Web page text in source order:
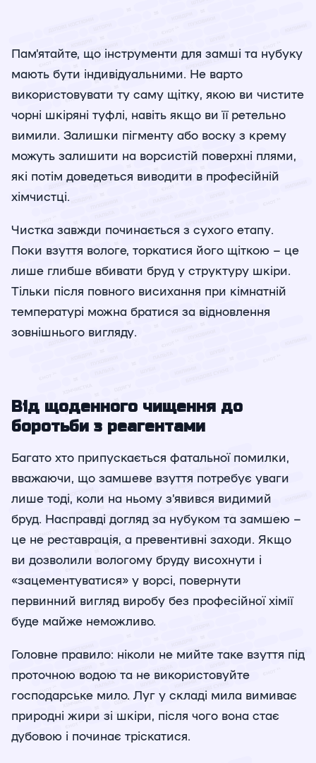
Пам’ятайте, що інструменти для замші та нубуку
мають бути індивідуальними. Не варто
використовувати ту саму щітку, якою ви чистите
чорні шкіряні туфлі, навіть якщо ви її ретельно
вимили. Залишки пігменту або воску з крему
можуть залишити на ворсистій поверхні плями,
які потім доведеться виводити в професійній
хімчистці.
Чистка завжди починається з сухого етапу.
Поки взуття вологе, торкатися його щіткою – це
лише глибше вбивати бруд у структуру шкіри.
Тільки після повного висихання при кімнатній
температурі можна братися за відновлення
зовнішнього вигляду.
Від щоденного чищення до
боротьби з реагентами
Багато хто припускається фатальної помилки,
вважаючи, що замшеве взуття потребує уваги
лише тоді, коли на ньому з’явився видимий
бруд. Насправді догляд за нубуком та замшею –
це не реставрація, а превентивні заходи. Якщо
ви дозволили вологому бруду висохнути і
«зацементуватися» у ворсі, повернути
первинний вигляд виробу без професійної хімії
буде майже неможливо.
Головне правило: ніколи не мийте таке взуття під
проточною водою та не використовуйте
господарське мило. Луг у складі мила вимиває
природні жири зі шкіри, після чого вона стає
дубовою і починає тріскатися.